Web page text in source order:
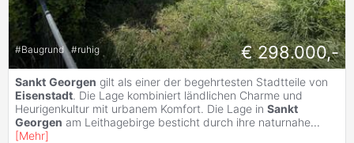
#Baugrund #ruhig € 298.000,-
Sankt Georgen gilt als einer der begehrtesten Stadtteile von
Eisenstadt. Die Lage kombiniert ländlichen Charme und
Heurigenkultur mit urbanem Komfort. Die Lage in Sankt
Georgen am Leithagebirge besticht durch ihre naturnahe...
[Mehr]